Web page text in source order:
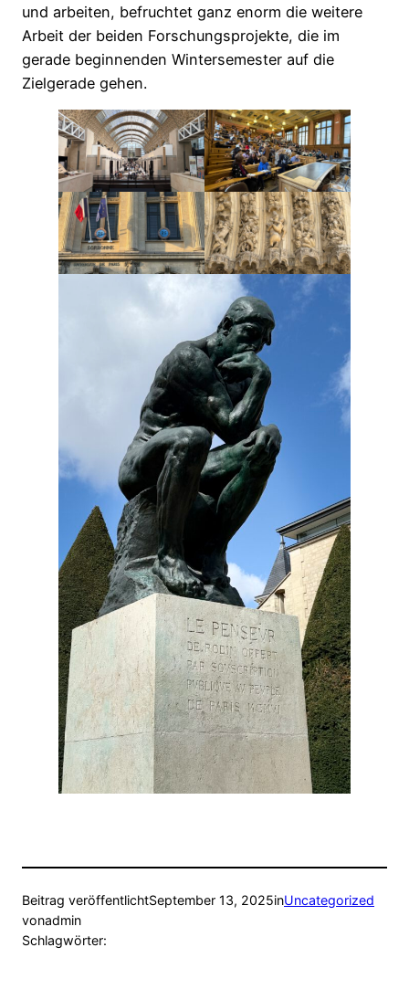
und arbeiten, befruchtet ganz enorm die weitere
Arbeit der beiden Forschungsprojekte, die im
gerade beginnenden Wintersemester auf die
Zielgerade gehen.
Beitrag veröffentlichtSeptember 13, 2025inUncategorized
vonadmin
Schlagwörter: